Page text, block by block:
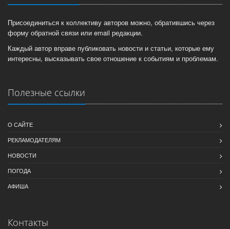
Присоединиться к коллективу авторов можно, обратившись через
форму обратной связи или email редакции.
Каждый автор вправе публиковать новости и статьи, которые ему
интересны, высказывать свое отношение к событиям и проблемам.
Полезные ссылки
О САЙТЕ
РЕКЛАМОДАТЕЛЯМ
НОВОСТИ
ПОГОДА
АФИША
Контакты